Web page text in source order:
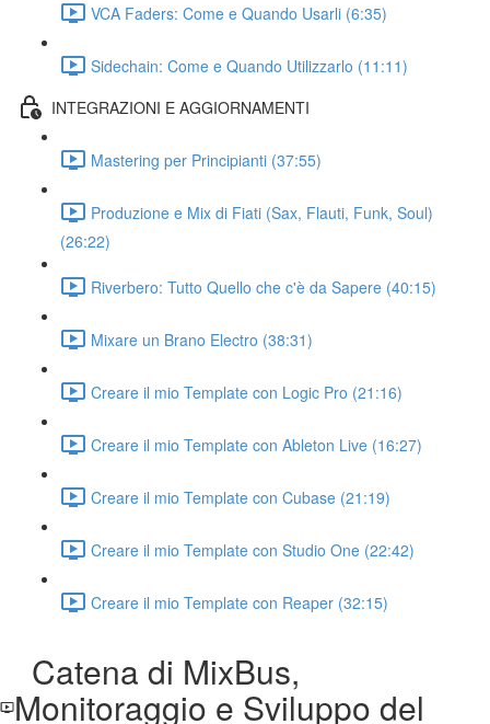
VCA Faders: Come e Quando Usarli (6:35)
Sidechain: Come e Quando Utilizzarlo (11:11)
INTEGRAZIONI E AGGIORNAMENTI
Mastering per Principianti (37:55)
Produzione e Mix di Fiati (Sax, Flauti, Funk, Soul)
(26:22)
Riverbero: Tutto Quello che c'è da Sapere (40:15)
Mixare un Brano Electro (38:31)
Creare il mio Template con Logic Pro (21:16)
Creare il mio Template con Ableton Live (16:27)
Creare il mio Template con Cubase (21:19)
Creare il mio Template con Studio One (22:42)
Creare il mio Template con Reaper (32:15)
Catena di MixBus,
Monitoraggio e Sviluppo del